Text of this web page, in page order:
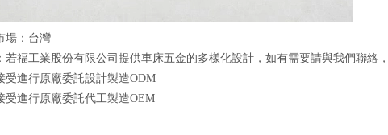
場：台灣
：若福工業股份有限公司提供車床五金的多樣化設計，如有需要請與我們聯絡，
受進行原廠委託設計製造ODM
受進行原廠委託代工製造OEM